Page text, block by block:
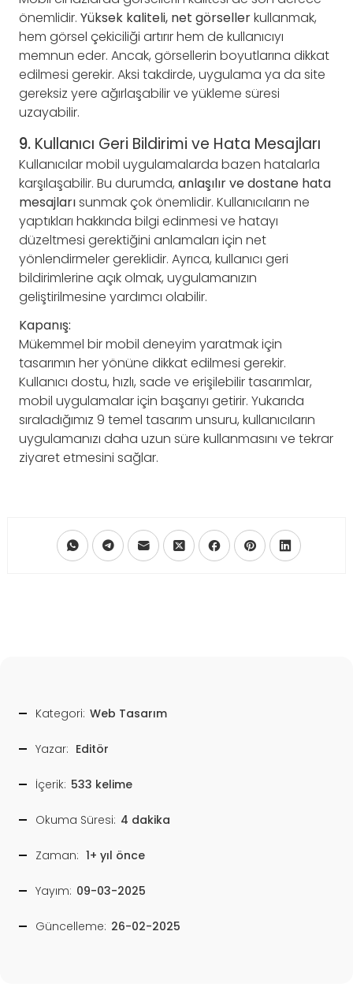
önemlidir. Yüksek kaliteli, net görsellerkullanmak,
hem görsel çekiciliği artırır hem de kullanıcıyı
memnun eder. Ancak, görsellerin boyutlarına dikkat
edilmesi gerekir. Aksi takdirde, uygulama ya da site
gereksiz yere ağırlaşabilir ve yükleme süresi
uzayabilir.
9. Kullanıcı Geri Bildirimi ve Hata Mesajları
Kullanıcılar mobil uygulamalarda bazen hatalarla
karşılaşabilir. Bu durumda, anlaşılır ve dostane hata
mesajlarısunmak çok önemlidir. Kullanıcıların ne
yaptıkları hakkında bilgi edinmesi ve hatayı
düzeltmesi gerektiğini anlamaları için net
yönlendirmeler gereklidir. Ayrıca, kullanıcı geri
bildirimlerine açık olmak, uygulamanızın
geliştirilmesine yardımcı olabilir.
Kapanış:
Mükemmel bir mobil deneyim yaratmak için
tasarımın her yönüne dikkat edilmesi gerekir.
Kullanıcı dostu, hızlı, sade ve erişilebilir tasarımlar,
mobil uygulamalar için başarıyı getirir. Yukarıda
sıraladığımız 9 temel tasarım unsuru, kullanıcıların
uygulamanızı daha uzun süre kullanmasını ve tekrar
ziyaret etmesini sağlar.
Kategori: Web Tasarım
Yazar: Editör
İçerik: 533 kelime
Okuma Süresi: 4 dakika
Zaman: 1+ yıl önce
Yayım: 09-03-2025
Güncelleme: 26-02-2025